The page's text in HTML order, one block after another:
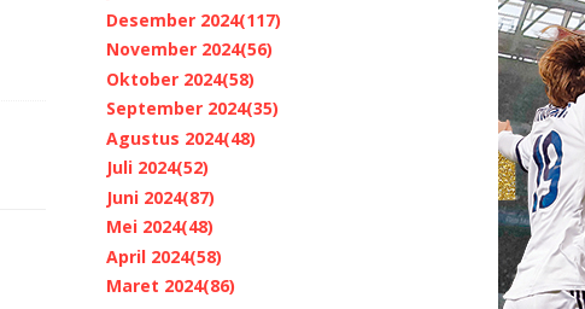
Desember 2024(117)
November 2024(56)
Oktober 2024(58)
September 2024(35)
Agustus 2024(48)
Juli 2024(52)
Juni 2024(87)
Mei 2024(48)
April 2024(58)
Maret 2024(86)